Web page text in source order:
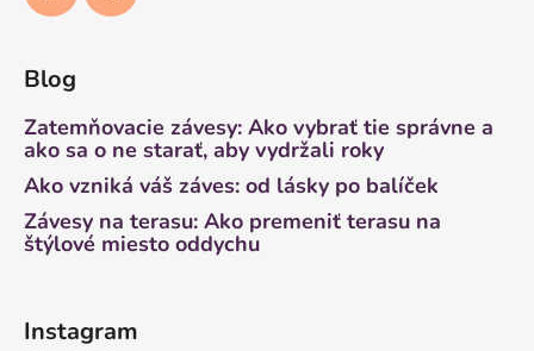
Blog
Zatemňovacie závesy: Ako vybrať tie správne a
ako sa o ne starať, aby vydržali roky
Ako vzniká váš záves: od lásky po balíček
Závesy na terasu: Ako premeniť terasu na
štýlové miesto oddychu
Instagram